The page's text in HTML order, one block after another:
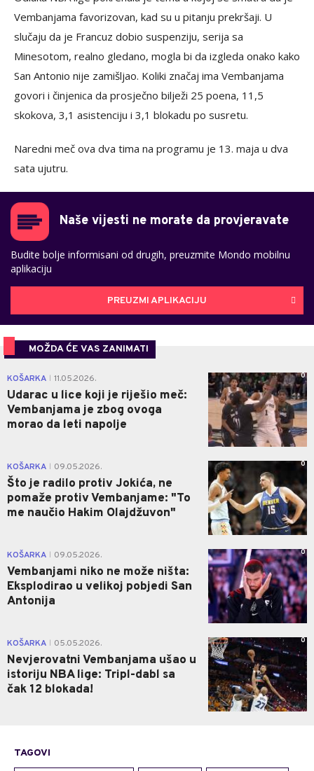
Vembanjama favorizovan, kad su u pitanju prekršaji. U
slučaju da je Francuz dobio suspenziju, serija sa
Minesotom, realno gledano, mogla bi da izgleda onako kako
San Antonio nije zamišljao. Koliki značaj ima Vembanjama
govori i činjenica da prosječno bilježi 25 poena, 11,5
skokova, 3,1 asistenciju i 3,1 blokadu po susretu.
Naredni meč ova dva tima na programu je 13. maja u dva
sata ujutru.
Naše vijesti ne morate da provjeravate
Budite bolje informisani od drugih, preuzmite Mondo mobilnu
aplikaciju
PREUZMI APLIKACIJU
MOŽDA ĆE VAS ZANIMATI
KOŠARKA 11.05.2026.
Udarac u lice koji je riješio meč:
Vembanjama je zbog ovoga
morao da leti napolje
0
KOŠARKA 09.05.2026.
Što je radilo protiv Jokića, ne
pomaže protiv Vembanjame: "To
me naučio Hakim Olajdžuvon"
0
KOŠARKA 09.05.2026.
Vembanjami niko ne može ništa:
Eksplodirao u velikoj pobjedi San
Antonija
0
KOŠARKA 05.05.2026.
Nevjerovatni Vembanjama ušao u
istoriju NBA lige: Tripl-dabl sa
čak 12 blokada!
0
TAGOVI